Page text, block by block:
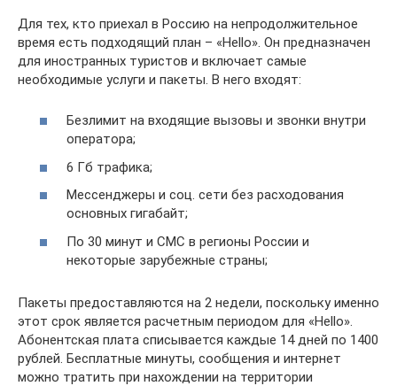
Для тех, кто приехал в Россию на непродолжительное
время есть подходящий план – «Hello». Он предназначен
для иностранных туристов и включает самые
необходимые услуги и пакеты. В него входят:
Безлимит на входящие вызовы и звонки внутри
оператора;
6 Гб трафика;
Мессенджеры и соц. сети без расходования
основных гигабайт;
По 30 минут и СМС в регионы России и
некоторые зарубежные страны;
Пакеты предоставляются на 2 недели, поскольку именно
этот срок является расчетным периодом для «Hello».
Абонентская плата списывается каждые 14 дней по 1400
рублей. Бесплатные минуты, сообщения и интернет
можно тратить при нахождении на территории